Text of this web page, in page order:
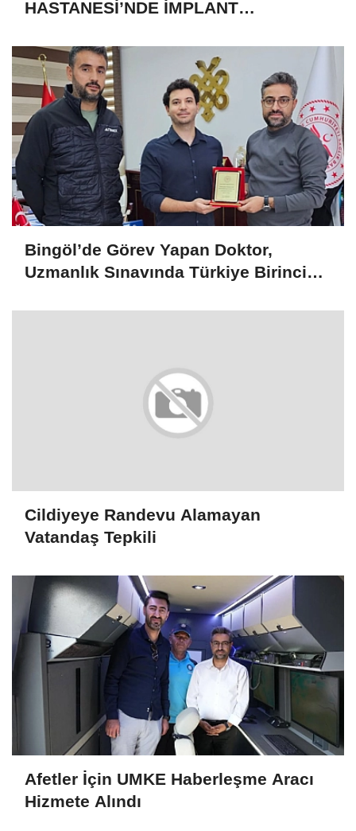
HASTANESİ’NDE İMPLANT
Bingöl’de Görev Yapan Doktor,
Uzmanlık Sınavında Türkiye Birincisi
Cildiyeye Randevu Alamayan
Vatandaş Tepkili
Afetler İçin UMKE Haberleşme Aracı
Hizmete Alındı